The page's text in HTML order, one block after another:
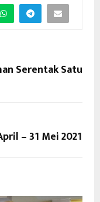
Serentak Satu
– 31 Mei 2021